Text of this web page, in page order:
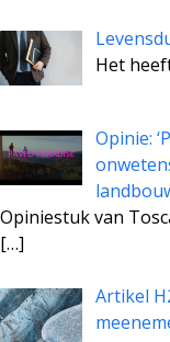
Het
Opinie:
Opiniestuk van
[…]
Artikel